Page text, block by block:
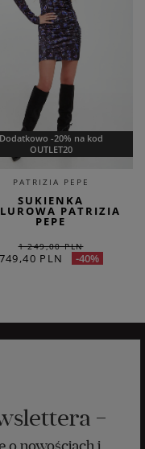
Dodatkowo -20% na kod
OUTLET20
PATRIZIA PEPE
SUKIENKA
PATRIZIA
PEPE
1 249,00 PLN
749,40 PLN -40%